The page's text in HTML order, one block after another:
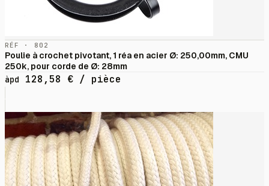
RÉF · 802
Poulie à crochet pivotant, 1 réa en acier Ø: 250,00mm, CMU
250k, pour corde de Ø: 28mm
àpd
128,58 € / pièce